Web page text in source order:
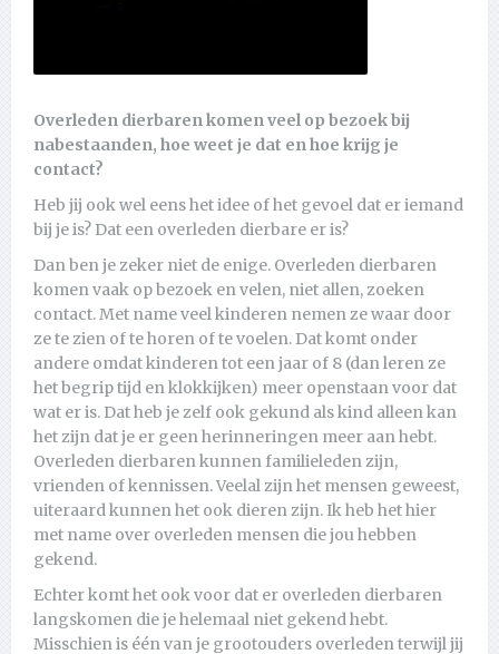
Overleden dierbaren komen veel op bezoek bij
nabestaanden, hoe weet je dat en hoe krijg je
contact?
Heb jij ook wel eens het idee of het gevoel dat er iemand
bij je is? Dat een overleden dierbare er is?
Dan ben je zeker niet de enige. Overleden dierbaren
komen vaak op bezoek en velen, niet allen, zoeken
contact. Met name veel kinderen nemen ze waar door
ze te zien of te horen of te voelen. Dat komt onder
andere omdat kinderen tot een jaar of 8 (dan leren ze
het begrip tijd en klokkijken) meer openstaan voor dat
wat er is. Dat heb je zelf ook gekund als kind alleen kan
het zijn dat je er geen herinneringen meer aan hebt.
Overleden dierbaren kunnen familieleden zijn,
vrienden of kennissen. Veelal zijn het mensen geweest,
uiteraard kunnen het ook dieren zijn. Ik heb het hier
met name over overleden mensen die jou hebben
gekend.
Echter komt het ook voor dat er overleden dierbaren
langskomen die je helemaal niet gekend hebt.
Misschien is één van je grootouders overleden terwijl jij